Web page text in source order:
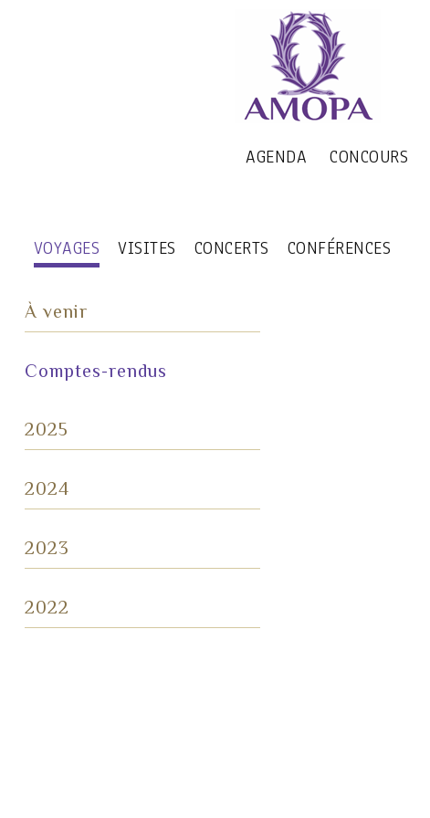
AGENDA CONCOURS
VOYAGES VISITES CONCERTS CONFÉRENCES
À venir
Comptes-rendus
2025
2024
2023
2022